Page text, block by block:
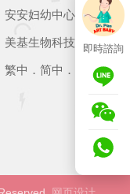
安安妇幼中心
美基生物科技
繁中 ． 简中 ．
即時諮詢